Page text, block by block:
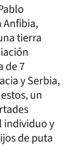
Anfibia,
tierra
de 7
y Serbia,
un
individuo y
de puta